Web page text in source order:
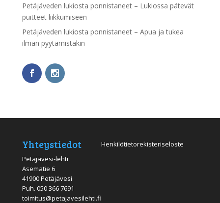
Petäjäveden lukiosta ponnistaneet – Lukiossa pätevät
puitteet liikkumiseen
Petäjäveden lukiosta ponnistaneet – Apua ja tukea
ilman pyytämistäkin
Yhteystiedot
Petäjävesi-lehti
Asematie 6
41900 Petäjävesi
Puh. 050 366 7691
toimitus@petajavesilehti.fi
Henkilötietorekisteriseloste